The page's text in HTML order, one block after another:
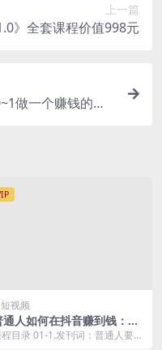
上一篇
》全套课程价值998元
做一个赚钱的视
短视频
通人如何在抖音赚到钱：策
路线 规则 突破 赚钱（10节
目录 01-1.发刊词：普通人要走